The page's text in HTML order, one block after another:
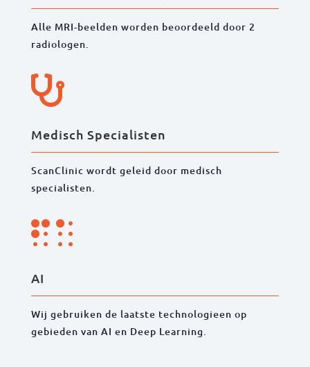
Alle MRI-beelden worden beoordeeld door 2
radiologen.

Medisch Specialisten
ScanClinic wordt geleid door medisch
specialisten.

AI
Wij gebruiken de laatste technologieen op
gebieden van AI en Deep Learning.